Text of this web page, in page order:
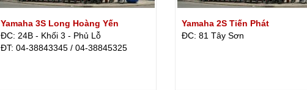
Yamaha 3S Long Hoàng Yến
ĐC: 24B - Khối 3 - Phủ Lỗ
ÐT: 04-38843345 / 04-38845325
Yamaha 2S Tiến Phát
ĐC: 81 Tây Sơn